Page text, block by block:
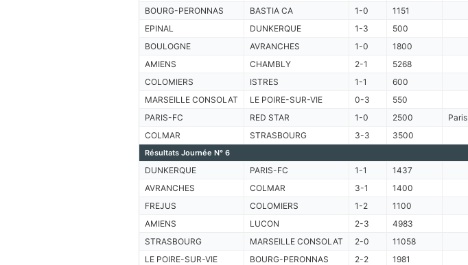
BOURG-PERONNAS
BASTIA CA 1-0
1151
EPINAL
DUNKERQUE 1-3
500
BOULOGNE
AVRANCHES 1-0
1800
AMIENS
CHAMBLY 2-1
5268
COLOMIERS
ISTRES 1-1
600
MARSEILLE CONSOLAT
LE POIRE-SUR-VIE 0-3
550
PARIS-FC
RED STAR 1-0 2500 Paris
COLMAR
STRASBOURG 3-3 3500
Résultats Journée N° 6
DUNKERQUE PARIS-FC 1-1
1437
AVRANCHES
COLMAR 3-1
1400
FREJUS
COLOMIERS 1-2
1100
AMIENS
LUCON 2-3
4983
STRASBOURG
MARSEILLE CONSOLAT 2-0
11058
LE POIRE-SUR-VIE
BOURG-PERONNAS 2-2
1981